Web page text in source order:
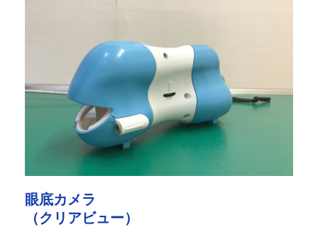
眼底カメラ
（クリアビュー）